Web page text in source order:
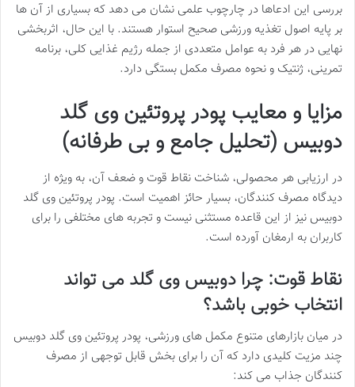
بررسی این ادعاها در چارچوب علمی نشان می دهد که بسیاری از آن ها
بر پایه اصول تغذیه ورزشی صحیح استوار هستند. با این حال، اثربخشی
نهایی در هر فرد به عوامل متعددی از جمله رژیم غذایی کلی، برنامه
تمرینی، ژنتیک و نحوه مصرف مکمل بستگی دارد.
مزایا و معایب پودر پروتئین وی گلد
دوبیس (تحلیل جامع و بی طرفانه)
در ارزیابی هر محصولی، شناخت نقاط قوت و ضعف آن، به ویژه از
دیدگاه مصرف کنندگان، بسیار حائز اهمیت است. پودر پروتئین وی گلد
دوبیس نیز از این قاعده مستثنی نیست و تجربه های مختلفی را برای
کاربران به ارمغان آورده است.
نقاط قوت: چرا دوبیس وی گلد می تواند
انتخاب خوبی باشد؟
در میان بازارهای متنوع مکمل های ورزشی، پودر پروتئین وی گلد دوبیس
چند مزیت کلیدی دارد که آن را برای بخش قابل توجهی از مصرف
کنندگان جذاب می کند: